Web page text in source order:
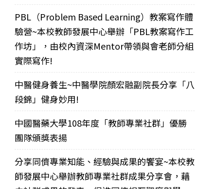
PBL（Problem Based Learning）教案寫作體
驗營~本校教師發展中心舉辦「PBL教案寫作工
作坊」，由校內資深Mentor帶領與會老師分組
實際寫作!
中醫健身養生~中醫學院顏宏融副院長分享「八
段錦」健身妙用!
中國醫藥大學108年度「教師專業社群」優勝
團隊頒獎表揚
分享同儕專業知能、經驗與成果的饗宴~本校教
師發展中心舉辦教師專業社群成果分享會，藉